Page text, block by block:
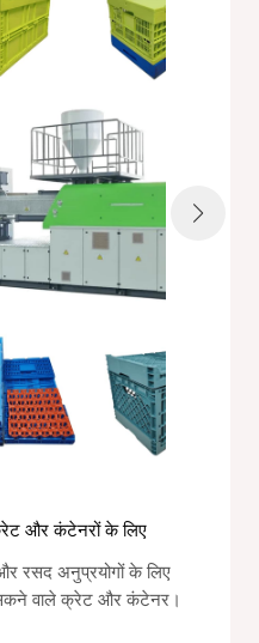
और कंटेनरों के लिए
और रसद अनुप्रयोगों के लिए
वाले क्रेट और कंटेनर।